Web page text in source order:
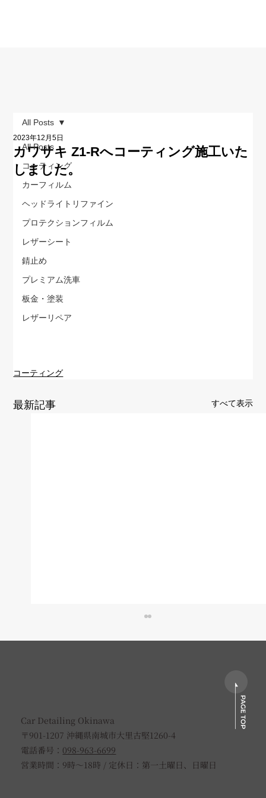
All Posts
コーティング
カーフィルム
ヘッドライトリファイン
プロテクションフィルム
レザーシート
錆止め
プレミアム洗車
板金・塗装
レザーリペア
All Posts
カワサキ Z1-Rへコーティング施工いた
しました。
2023年12月5日
コーティング
最新記事 すべて表示
TOYOTAクラウンスポーツへセラミック
コーティングを施工（新車パック）
Car Detailing Okinawa
〒901-1207 沖縄県南城市大里古堅1260-4
電話番号： 098-963-6699
営業時間：9時〜18時 / 定休日：第一土曜日、日曜日